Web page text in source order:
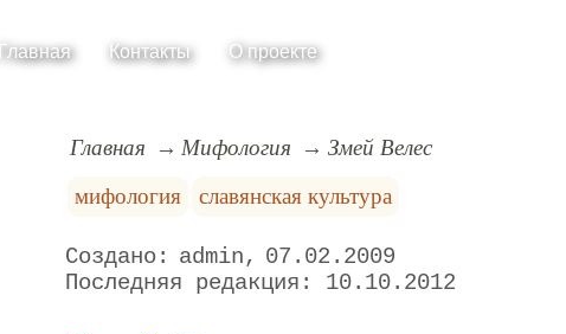
Главная Контакты О проекте
Главная Мифология
Змей Велес
мифология
славянская культура
admin
07.02.2009
10.10.2012